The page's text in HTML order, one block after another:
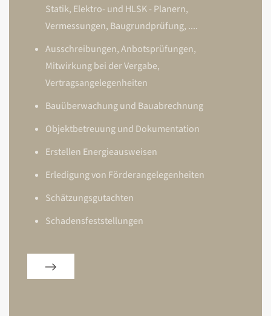
Statik, Elektro- und HLSK - Planern,
Vermessungen, Baugrundprüfung, ....
Ausschreibungen, Anbotsprüfungen,
Mitwirkung bei der Vergabe,
Vertragsangelegenheiten
Bauüberwachung und Bauabrechnung
Objektbetreuung und Dokumentation
Erstellen Energieausweisen
Erledigung von Förderangelegenheiten
Schätzungsgutachten
Schadensfeststellungen